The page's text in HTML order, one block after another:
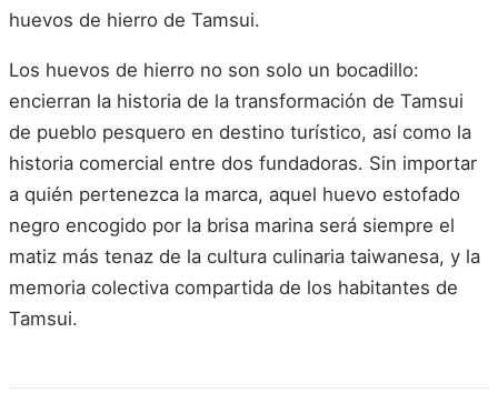
huevos de hierro de Tamsui.
Los huevos de hierro no son solo un bocadillo:
encierran la historia de la transformación de Tamsui
de pueblo pesquero en destino turístico, así como la
historia comercial entre dos fundadoras. Sin importar
a quién pertenezca la marca, aquel huevo estofado
negro encogido por la brisa marina será siempre el
matiz más tenaz de la cultura culinaria taiwanesa, y la
memoria colectiva compartida de los habitantes de
Tamsui.